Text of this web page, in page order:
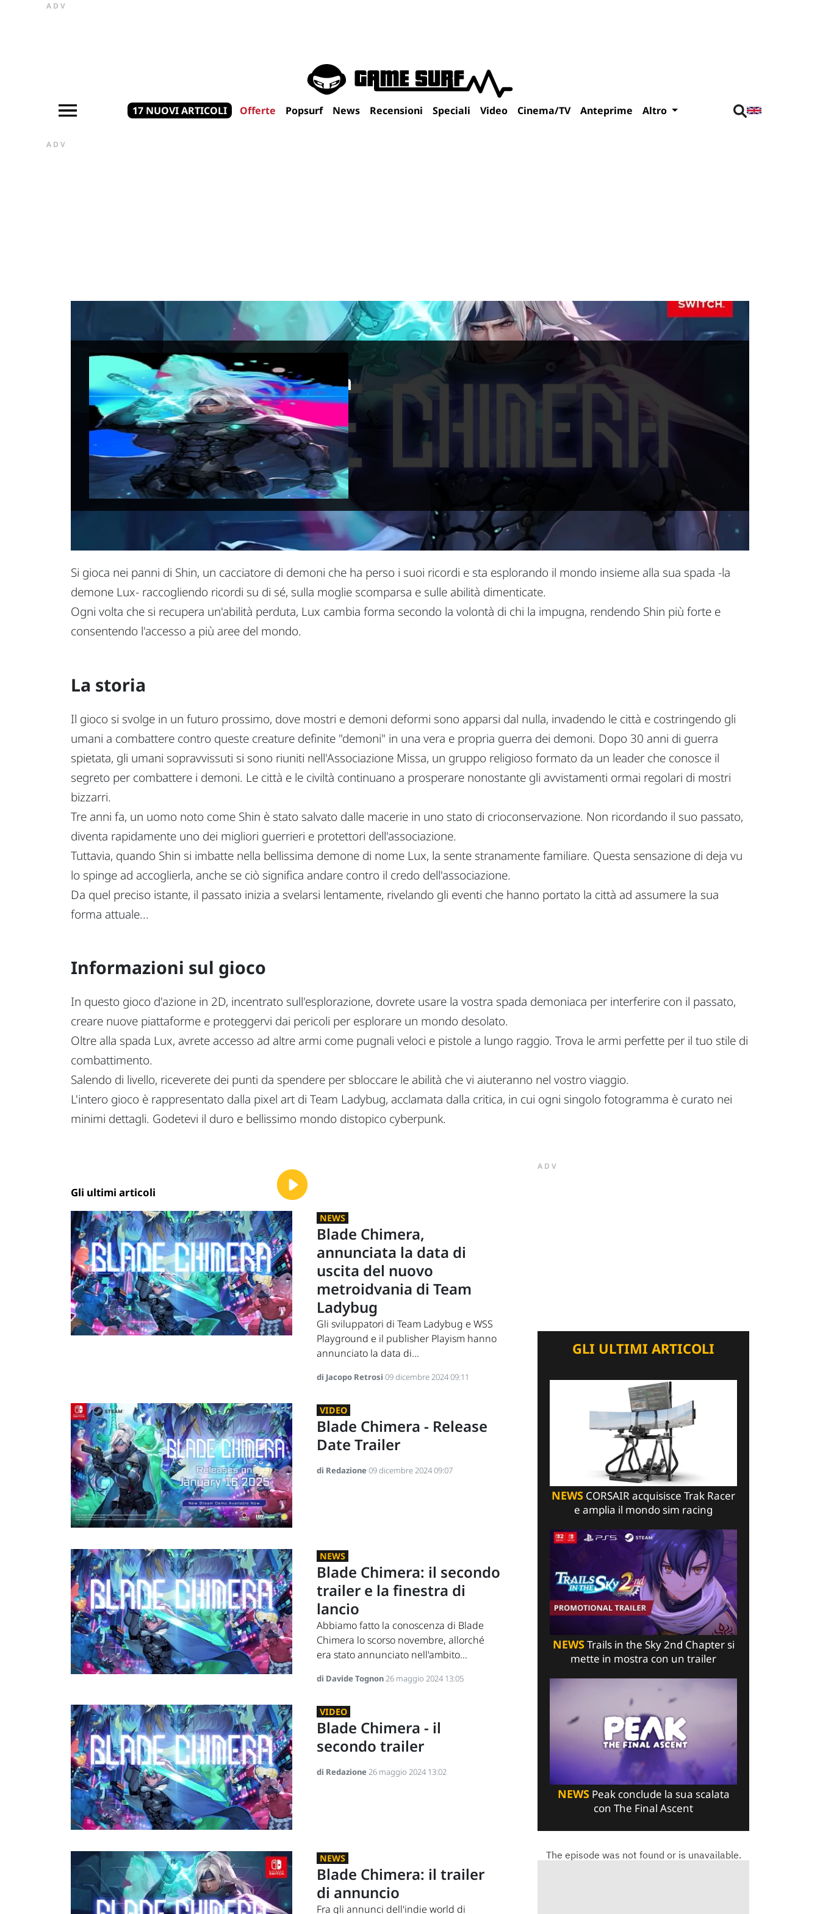
ADV
17 NUOVI ARTICOLI Offerte Popsurf News Recensioni Speciali Video Cinema/TV Anteprime Altro
ADV
Blade Chimera
Data di uscita:16 gennaio 2025
Piattaforme:Switch
Sviluppatori:Team Ladybug
Produttori:
AGM Playism
Genere:Action
Si gioca nei panni di Shin, un cacciatore di demoni che ha perso i suoi ricordi e sta esplorando il mondo insieme alla sua spada -la
demone Lux- raccogliendo ricordi su di sé, sulla moglie scomparsa e sulle abilità dimenticate.
Ogni volta che si recupera un'abilità perduta, Lux cambia forma secondo la volontà di chi la impugna, rendendo Shin più forte e
consentendo l'accesso a più aree del mondo.
La storia
Il gioco si svolge in un futuro prossimo, dove mostri e demoni deformi sono apparsi dal nulla, invadendo le città e costringendo gli
umani a combattere contro queste creature definite "demoni" in una vera e propria guerra dei demoni. Dopo 30 anni di guerra
spietata, gli umani sopravvissuti si sono riuniti nell'Associazione Missa, un gruppo religioso formato da un leader che conosce il
segreto per combattere i demoni. Le città e le civiltà continuano a prosperare nonostante gli avvistamenti ormai regolari di mostri
bizzarri.
Tre anni fa, un uomo noto come Shin è stato salvato dalle macerie in uno stato di crioconservazione. Non ricordando il suo passato,
diventa rapidamente uno dei migliori guerrieri e protettori dell'associazione.
Tuttavia, quando Shin si imbatte nella bellissima demone di nome Lux, la sente stranamente familiare. Questa sensazione di deja vu
lo spinge ad accoglierla, anche se ciò significa andare contro il credo dell'associazione.
Da quel preciso istante, il passato inizia a svelarsi lentamente, rivelando gli eventi che hanno portato la città ad assumere la sua
forma attuale...
Informazioni sul gioco
In questo gioco d'azione in 2D, incentrato sull'esplorazione, dovrete usare la vostra spada demoniaca per interferire con il passato,
creare nuove piattaforme e proteggervi dai pericoli per esplorare un mondo desolato.
Oltre alla spada Lux, avrete accesso ad altre armi come pugnali veloci e pistole a lungo raggio. Trova le armi perfette per il tuo stile di
combattimento.
Salendo di livello, riceverete dei punti da spendere per sbloccare le abilità che vi aiuteranno nel vostro viaggio.
L'intero gioco è rappresentato dalla pixel art di Team Ladybug, acclamata dalla critica, in cui ogni singolo fotogramma è curato nei
minimi dettagli. Godetevi il duro e bellissimo mondo distopico cyberpunk.
Gli ultimi articoli
NEWS
Blade Chimera,
annunciata la data di
uscita del nuovo
metroidvania di Team
Ladybug
Gli sviluppatori di Team Ladybug e WSS
Playground e il publisher Playism hanno
annunciato la data di...
di Jacopo Retrosi 09 dicembre 2024 09:11
VIDEO
Blade Chimera - Release
Date Trailer
di Redazione09 dicembre 2024 09:07
NEWS
Blade Chimera: il secondo
trailer e la finestra di
lancio
Abbiamo fatto la conoscenza di Blade
Chimera lo scorso novembre, allorché
era stato annunciato nell'ambito...
di Davide Tognon26 maggio 2024 13:05
VIDEO
Blade Chimera - il
secondo trailer
di Redazione26 maggio 2024 13:02
NEWS
Blade Chimera: il trailer
di annuncio
Fra gli annunci dell'indie world di
ADV
GLI ULTIMI ARTICOLI
NEWS CORSAIR acquisisce Trak Racer
e amplia il mondo sim racing
NEWSTrails in the Sky 2nd Chapter si
mette in mostra con un trailer
NEWSPeak conclude la sua scalata
con The Final Ascent